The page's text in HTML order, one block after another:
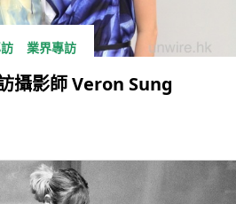
業界專訪
攝影師 Veron Sung